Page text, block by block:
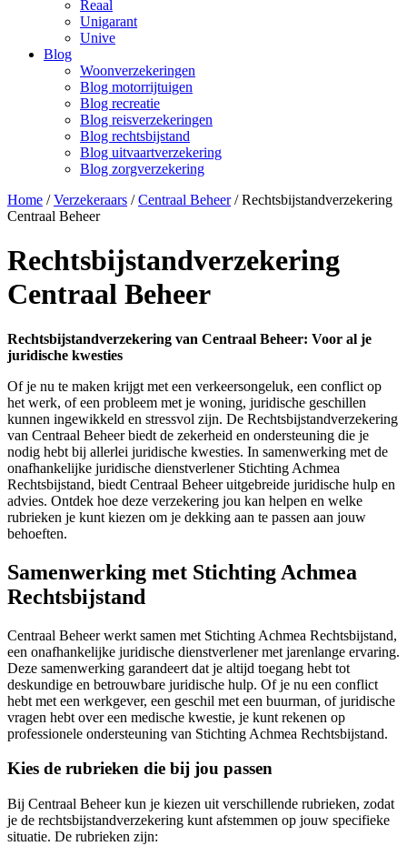
Reaal
Unigarant
Unive
Blog
Woonverzekeringen
Blog motorrijtuigen
Blog recreatie
Blog reisverzekeringen
Blog rechtsbijstand
Blog uitvaartverzekering
Blog zorgverzekering
Home /Verzekeraars /Centraal Beheer/Rechtsbijstandverzekering
Centraal Beheer
Rechtsbijstandverzekering
Centraal Beheer
Rechtsbijstandverzekering van Centraal Beheer: Voor al je
juridische kwesties
Of je nu te maken krijgt met een verkeersongeluk, een conflict op
het werk, of een probleem met je woning, juridische geschillen
kunnen ingewikkeld en stressvol zijn. De Rechtsbijstandverzekering
van Centraal Beheer biedt de zekerheid en ondersteuning die je
nodig hebt bij allerlei juridische kwesties. In samenwerking met de
onafhankelijke juridische dienstverlener Stichting Achmea
Rechtsbijstand, biedt Centraal Beheer uitgebreide juridische hulp en
advies. Ontdek hoe deze verzekering jou kan helpen en welke
rubrieken je kunt kiezen om je dekking aan te passen aan jouw
behoeften.
Samenwerking met Stichting Achmea
Rechtsbijstand
Centraal Beheer werkt samen met Stichting Achmea Rechtsbijstand,
een onafhankelijke juridische dienstverlener met jarenlange ervaring.
Deze samenwerking garandeert dat je altijd toegang hebt tot
deskundige en betrouwbare juridische hulp. Of je nu een conflict
hebt met een werkgever, een geschil met een buurman, of juridische
vragen hebt over een medische kwestie, je kunt rekenen op
professionele ondersteuning van Stichting Achmea Rechtsbijstand.
Kies de rubrieken die bij jou passen
Bij Centraal Beheer kun je kiezen uit verschillende rubrieken, zodat
je de rechtsbijstandverzekering kunt afstemmen op jouw specifieke
situatie. De rubrieken zijn: